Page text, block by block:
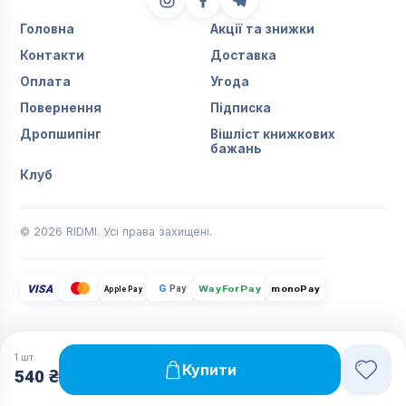
1 шт.
540 ₴ Купити
Головна
Акції та знижки
Контакти
Доставка
Оплата
Угода
Повернення
Підписка
Дропшипінг
Вішліст книжкових
бажань
Клуб
© 2026 RIDMI. Усі права захищені.
VISA Apple Pay G Pay WayForPay monoPay